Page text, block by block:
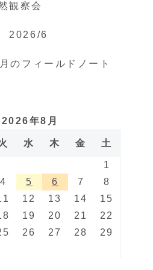
観察会
2026/6
フィールドノート
2026年8月
水 木 金 土
1
4 5 6 7
8
12 13 14
15
19 20 21
22
26 27 28
29